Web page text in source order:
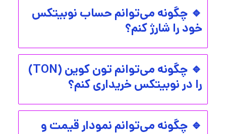
🔹 چگونه می‌توانم حساب نوبیتکس
خود را شارژ کنم؟
🔹 چگونه می‌توانم تون کوین (TON)
را در نوبیتکس خریداری کنم؟
🔹 چگونه می‌توانم نمودار قیمت و